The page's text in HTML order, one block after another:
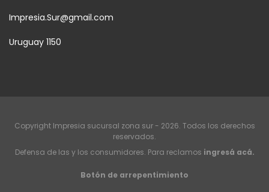
Impresia.Sur@gmail.com
Uruguay 1150
Copyright Impresia sucursal zona sur - 2026. Todos los derechos
reservados.
Defensa de las y los consumidores. Para reclamos ingresá acá.
Botón de arrepentimiento